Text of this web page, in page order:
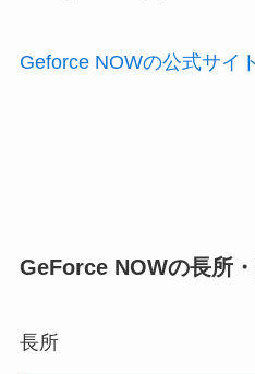
Geforce NOWの公式サイ
GeForce NOWの長所
長所